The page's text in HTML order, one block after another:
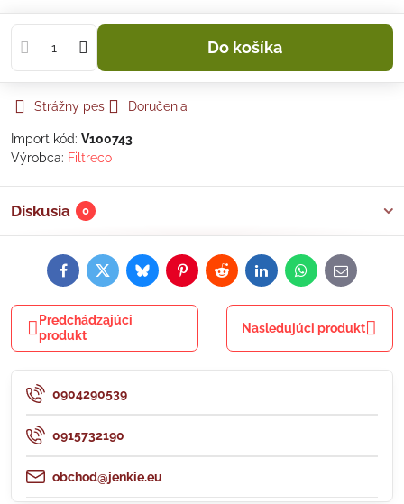
Do košíka
Strážny pes Doručenia
Import kód: V100743
Výrobca: Filtreco
Diskusia 0
FacebookTwitterBlueskyPinterestRedditLinkedInWhatsApp
E-
mail
Predchádzajúci
produkt
Nasledujúci produkt
0904290539
0915732190
obchod@jenkie.eu